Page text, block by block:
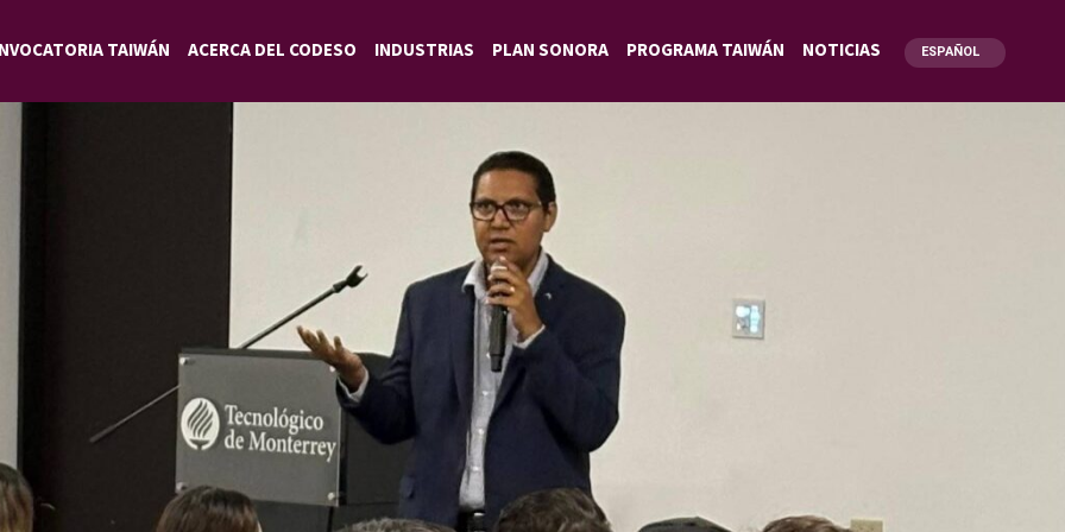
TAIWÁN ACERCA DEL CODESO INDUSTRIAS PLAN SONORA PROGRAMA TAIWÁN NOTICIAS ESPAÑOL
ENGLISH